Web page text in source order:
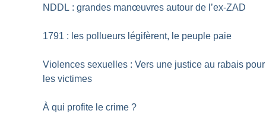
NDDL : grandes manœuvres autour de l’ex-ZAD
1791 : les pollueurs légifèrent, le peuple paie
Violences sexuelles : Vers une justice au rabais pour
les victimes
À qui profite le crime ?